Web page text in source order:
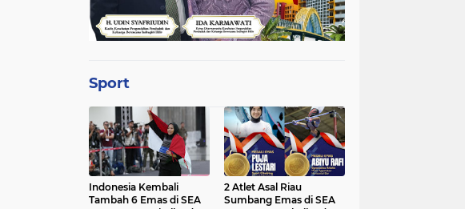
Sport
Indonesia Kembali
Tambah 6 Emas di SEA
2 Atlet Asal Riau
Sumbang Emas di SEA